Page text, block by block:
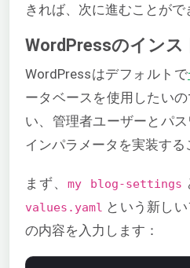
きれば、次に進むことがで
WordPressのイン
WordPressはデフォルトで
ータベースを使用したい
い、管理者ユーザーとパ
インパラメータを実装する
まず、my blog-settings
values.yaml という新し
の内容を入力します：